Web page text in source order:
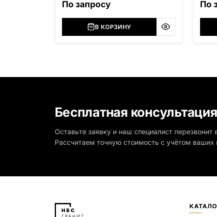
По запросу
В КОРЗИНУ
По
Бесплатная консультация
Оставьте заявку и наш специалист перезвонит
Рассчитаем точную стоимость с учётом ваших